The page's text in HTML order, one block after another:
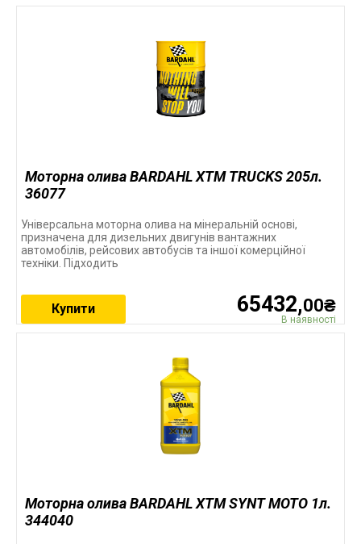
Моторна олива BARDAHL XTM TRUCKS 205л.
36077
Універсальна моторна олива на мінеральній основі,
призначена для дизельних двигунів вантажних
автомобілів, рейсових автобусів та іншої комерційної
техніки. Підходить
65432,00₴
В наявності
Купити
Моторна олива BARDAHL XTM SYNT MOTO 1л.
344040